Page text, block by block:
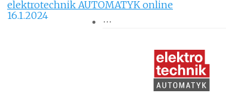
elektrotechnik AUTOMATYK online
16.1.2024